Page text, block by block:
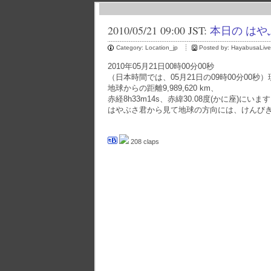
2010/05/21 09:00 JST: 本日の はや
Category: Location_jp Posted by: HayabusaLive
2010年05月21日00時00分00秒
（日本時間では、05月21日の09時00分00秒
地球からの距離9,989,620 km、
赤経8h33m14s、赤緯30.08度(かに座)にいま
はやぶさ君から見て地球の方向には、けんび
208 claps